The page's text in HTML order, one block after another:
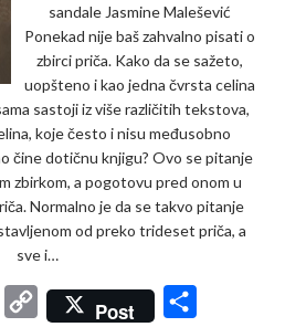
sandale Jasmine Malešević
Ponekad nije baš zahvalno pisati o
zbirci priča. Kako da se sažeto,
uopšteno i kao jedna čvrsta celina
sastoji iz više različitih tekstova,
koje često i nisu međusobno
čine dotičnu knjigu? Ovo se pitanje
zbirkom, a pogotovu pred onom u
Normalno je da se takvo pitanje
od preko trideset priča, a
sve i…
C
Post